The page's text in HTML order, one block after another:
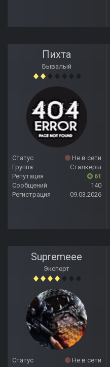
Пихта
Бывалый
Статус
Не в сети
Группа
Сталкеры
Репутация
61
Сообщений
140
Регистрация
09.03.2026
Supremeee
Эксперт
Статус
Не в сети